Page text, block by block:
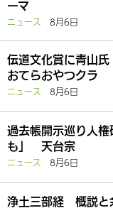
ーマ
ニュース 8月6日
伝道文化賞に青山
おてらおやつクラ
ニュース 8月6日
過去帳開示巡り人
も」 天台宗
ニュース 8月6日
浄土三部経 概説と